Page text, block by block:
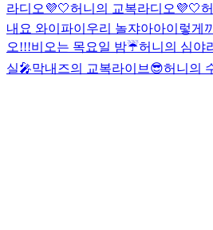
라디오💜🤍허니의 교복라디오💜🤍
내요 와이파이 우리 놀쟈아아이렇게
오!!!비오는 목요일 밤☔️허니의 심야
실🎤막내즈의 교복라이브😎허니의